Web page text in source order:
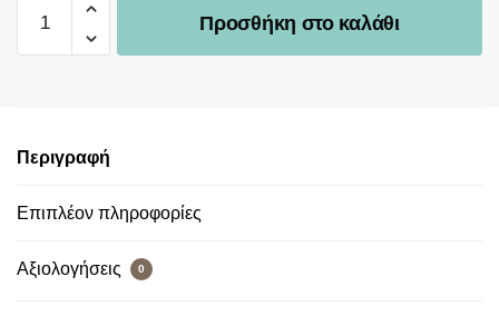
Προσθήκη στο καλάθι
Περιγραφή
Επιπλέον πληροφορίες
Αξιολογήσεις 0